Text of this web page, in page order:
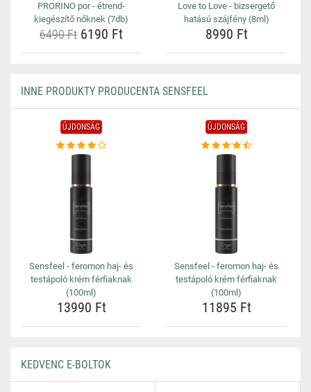
PRORINO por - étrend-
kiegészítő nőknek (7db)
6490 Ft 6190 Ft
Love to Love - bizsergető
hatású szájfény (8ml)
8990 Ft
INNE PRODUKTY PRODUCENTA SENSFEEL
ÚJDONSÁG
Sensfeel - feromon haj- és
testápoló krém férfiaknak
(100ml)
13990 Ft
ÚJDONSÁG
Sensfeel - feromon haj- és
testápoló krém férfiaknak
(100ml)
11895 Ft
KEDVENC E-BOLTOK